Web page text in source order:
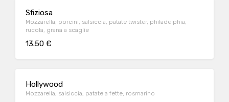
Sfiziosa
Mozzarella, porcini, salsiccia, patate twister, philadelphia,
rucola, grana a scaglie
13.50 €
Hollywood
Mozzarella, salsiccia, patate a fette, rosmarino